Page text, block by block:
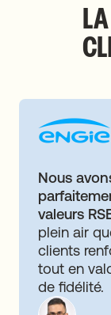
Nous
valeurs
plein air
clients
tout en
de fidélité.